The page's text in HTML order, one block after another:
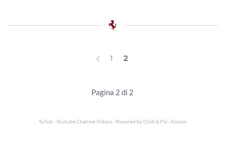
1 2
Pagina 2 di 2
YuTub - Youtube Channel Videos - Powered byClick & Fly - Arezzo